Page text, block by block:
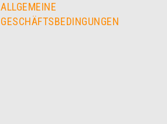
ALLGEMEINE
GESCHÄFTSBEDINGUNGEN